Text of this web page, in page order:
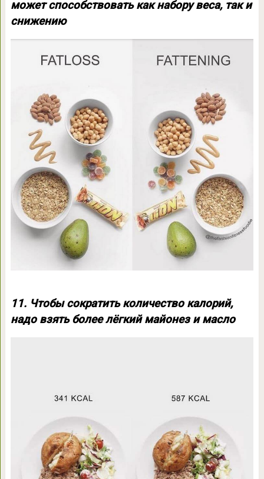
может способствовать как набору веса, так и
снижению
11. Чтобы сократить количество калорий,
надо взять более лёгкий майонез и масло